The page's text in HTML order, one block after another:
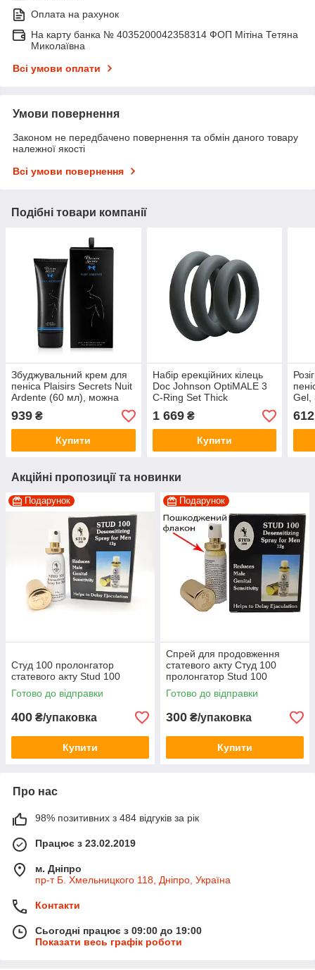
Оплата на рахунок
На карту банка № 4035200042358314 ФОП Мітіна Тетяна
Миколаївна
Всі умови оплати
Умови повернення
Законом не передбачено повернення та обмін даного товару
належної якості
Всі умови повернення
Подібні товари компанії
Збуджувальний крем для
пеніса Plaisirs Secrets Nuit
Ardente (60 мл), можна
для клітора
939 ₴
Купити
Набір ерекційних кілець
Doc Johnson OptiMALE 3
C-Ring Set Thick
1 669₴
Купити
Gel,
612
Акційні пропозиції та новинки
Подарунок
Студ 100 пролонгатор
статевого акту Stud 100
Готово до відправки
400 ₴/упаковка
Купити
Подарунок
Спрей для продовження
статевого акту Студ 100
пролонгатор Stud 100
Невелике пошкодження на
флаконі
Готово до відправки
300 ₴/упаковка
Купити
Про нас
98% позитивних з 484 відгуків за рік
Працює з 23.02.2019
м. Дніпро
пр-т Б. Хмельницкого 118, Дніпро, Україна
Контакти
Сьогодні працює з 09:00 до 19:00
Показати весь графік роботи